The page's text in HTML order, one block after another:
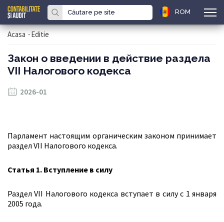
ROM
Acasa -Editie
Закон о введении в действие раздела
VII Налогового кодекса
2026-01
Парламент настоящим органическим законом принимает
раздел VII Налогового кодекса.
Статья 1. Вступление в силу
Раздел VII Налогового кодекса вступает в силу с 1 января
2005 года.